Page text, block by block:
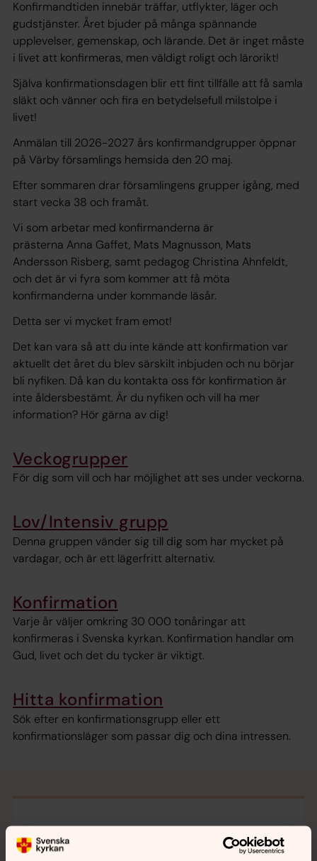
Konfirmandtiden innebär träffar, utflykter, läger och
gudstjänster. Året bjuder på många spännande
upplevelser, gemenskap, och lärande. Det är inget måste
i livet att konfirmeras, men väldigt roligt och lärorikt!
Själva konfirmationsdagen blir ett fint tillfälle att få samla
släkt och vänner och fira en betydelsefull milstolpe i
livet!
Anmälan till 2026-2027 års konfirmandgrupper öppnar
på Värby församlings hemsida den 20 maj.
Efter sommaren drar församlingens grupper igång, med
start vecka 38 och framåt.
Vi som arbetar med konfirmanderna är
prästerna Anna Gaffet, Mats Magnusson, Mats
Andersson Risberg, samt pedagog Christina Ahnfeldt,
och det är vi fyra som kommer att få möta
konfirmanderna under kommande läsår.
Detta ser vi mycket fram emot!
Det kan vara så att du inte kände att konfirmation var
aktuellt det året du blev särskilt inbjuden och nu börjar
bli nyfiken. Då kan du kontakta oss för konfirmation är
inte åldersbestämt. Är du nyfiken och vill ha mer
information? Hör gärna av dig!
Veckogrupper
För dig som vill och har möjlighet att ses under veckorna.
Lov/Intensiv grupp
Denna gruppen vänder sig till dig som har mycket på
vardagar, och är ett lägerfritt alternativ.
Konfirmation
Varje år väljer omkring 30 000 tonåringar att
konfirmeras i Svenska kyrkan. Konfirmation handlar om
Gud, livet och det du tycker är viktigt.
Hitta konfirmation
Sök efter en konfirmationsgrupp eller ett
konfirmationsläger som passar dig och dina intressen.